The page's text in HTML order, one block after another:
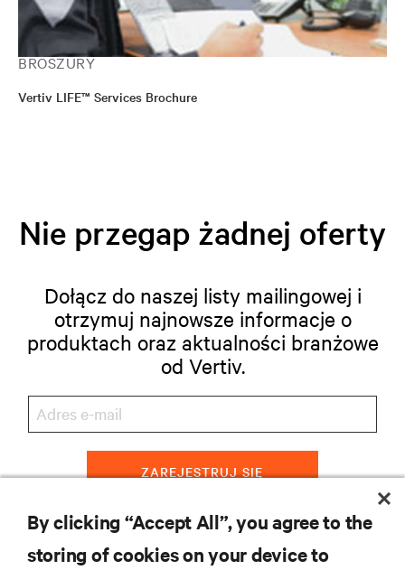
BROSZURY
Vertiv LIFE™ Services Brochure
Nie przegap żadnej oferty
Dołącz do naszej listy mailingowej i
otrzymuj najnowsze informacje o
produktach oraz aktualności branżowe
od Vertiv.
ZAREJESTRUJ SIĘ
By clicking “Accept All”, you agree to the
storing of cookies on your device to